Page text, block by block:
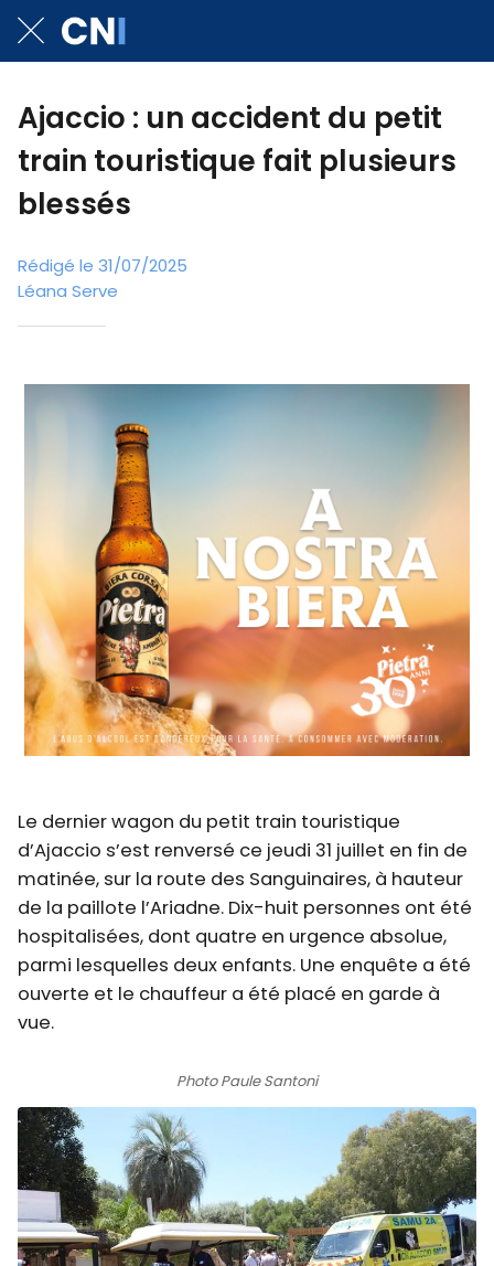
Ajaccio : un accident du petit
train touristique fait plusieurs
blessés
Rédigé le 31/07/2025
Léana Serve
Le dernier wagon du petit train touristique
d’Ajaccio s’est renversé ce jeudi 31 juillet en fin de
matinée, sur la route des Sanguinaires, à hauteur
de la paillote l’Ariadne. Dix-huit personnes ont été
hospitalisées, dont quatre en urgence absolue,
parmi lesquelles deux enfants. Une enquête a été
ouverte et le chauffeur a été placé en garde à
vue.
Photo Paule Santoni